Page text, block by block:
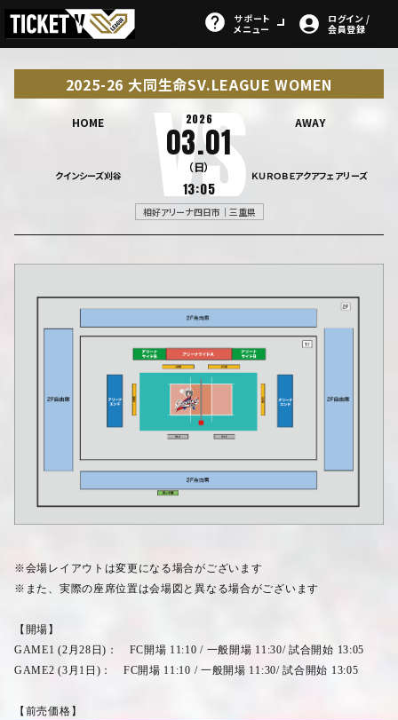
サポート
メニュー
ログイン /
会員登録
2025-26 大同生命SV.LEAGUE WOMEN
HOME
クインシーズ刈谷
2026
03.01
（日）
13:05
AWAY
ＫＵＲＯＢＥアクアフェアリーズ
相好アリーナ四日市｜三重県
※会場レイアウトは変更になる場合がございます
※また、実際の座席位置は会場図と異なる場合がございます
【開場】
GAME1 (2 月28 日) ： FC開場 11:10 / 一般開場 11:30/試合開始 13:05
GAME2 (3 月 1 日 ) ： FC開場 11:10 / 一般開場 11:30/試合開始 13:05
【前売価格】